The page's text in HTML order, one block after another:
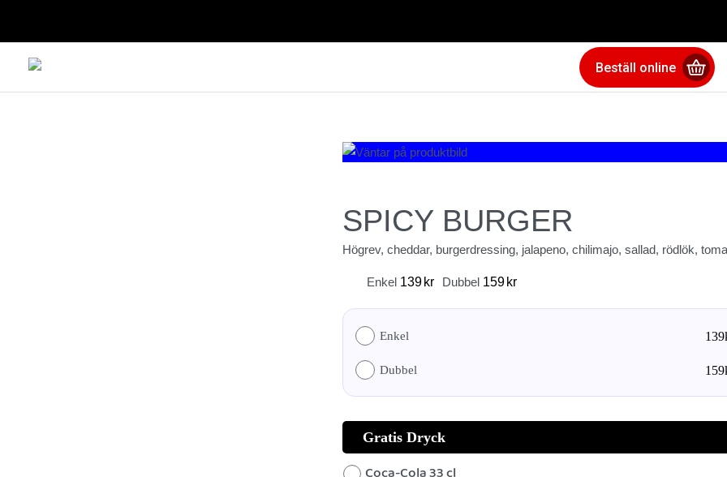
Beställ online
SPICY BURGER
Högrev, cheddar, burgerdressing, jalapeno, chilimajo, sallad, rödlök,
Enkel 139 kr Dubbel 159 kr
Enkel 139
Dubbel 159
Gratis Dryck